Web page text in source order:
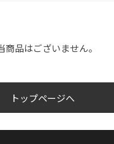
商品はございません。
トップページへ